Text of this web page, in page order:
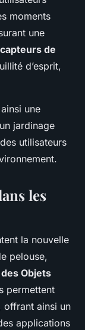
moments
une
capteurs de
d’esprit,
une
jardinage
utilisateurs
les
la nouvelle
pelouse,
Objets
permettent
offrant ainsi un
applications